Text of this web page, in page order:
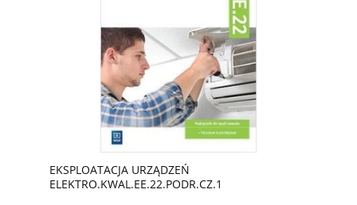
EKSPLOATACJA URZĄDZEŃ
ELEKTRO.KWAL.EE.22.PODR.CZ.1